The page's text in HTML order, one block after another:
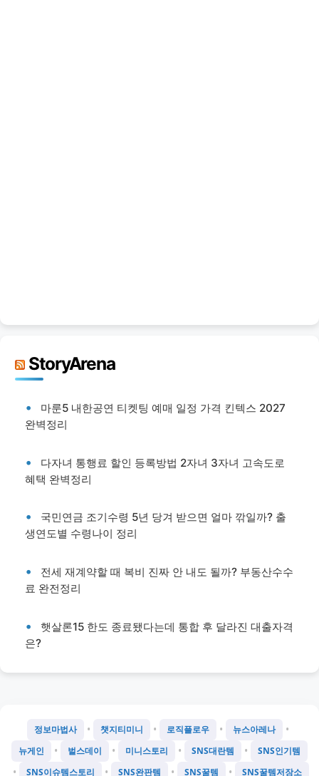
StoryArena
마룬5 내한공연 티켓팅 예매 일정 가격 킨텍스 2027
완벽정리
다자녀 통행료 할인 등록방법 2자녀 3자녀 고속도로
혜택 완벽정리
국민연금 조기수령 5년 당겨 받으면 얼마 깎일까? 출
생연도별 수령나이 정리
전세 재계약할 때 복비 진짜 안 내도 될까? 부동산수수
료 완전정리
햇살론15 한도 종료됐다는데 통합 후 달라진 대출자격
은?
정보마법사 • 챗지티미니 • 로직플로우 • 뉴스아레나 •
뉴게인 • 벌스데이 • 미니스토리 • SNS대란템 • SNS인기템
• SNS이슈템스토리 • SNS완판템 • SNS꿀템 • SNS꿀템저장소